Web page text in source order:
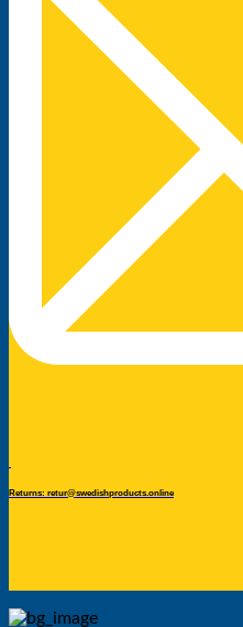
Returns: retur@swedishproducts.online